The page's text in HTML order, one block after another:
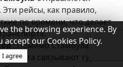
Эти рейсы, как правило,
по времени, что делает
: Помимо Стамбула,
Египта связывают туристов
the browsing experience. By
our Cookies Policy.
I agree